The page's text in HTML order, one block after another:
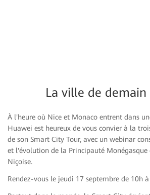
La ville de demain
À l'heure où Nice et Monaco entrent dans
Huawei est heureux de vous convier à la
de son Smart City Tour, avec un webinar
et l'évolution de la Principauté
Niçoise.
Rendez-vous le jeudi 17 septembre de 10h à